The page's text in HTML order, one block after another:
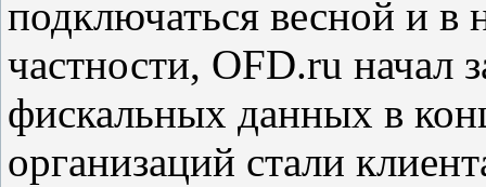
подключаться весной и в
частности, ОFD.ru начал
фискальных данных в
организаций стали